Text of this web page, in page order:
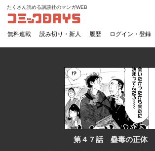
コミックDAYS
たくさん読める講談社のマンガWEB
無料連載 読み切り・新人 履歴 ログイン・登録
第４７話 蠱毒の正体